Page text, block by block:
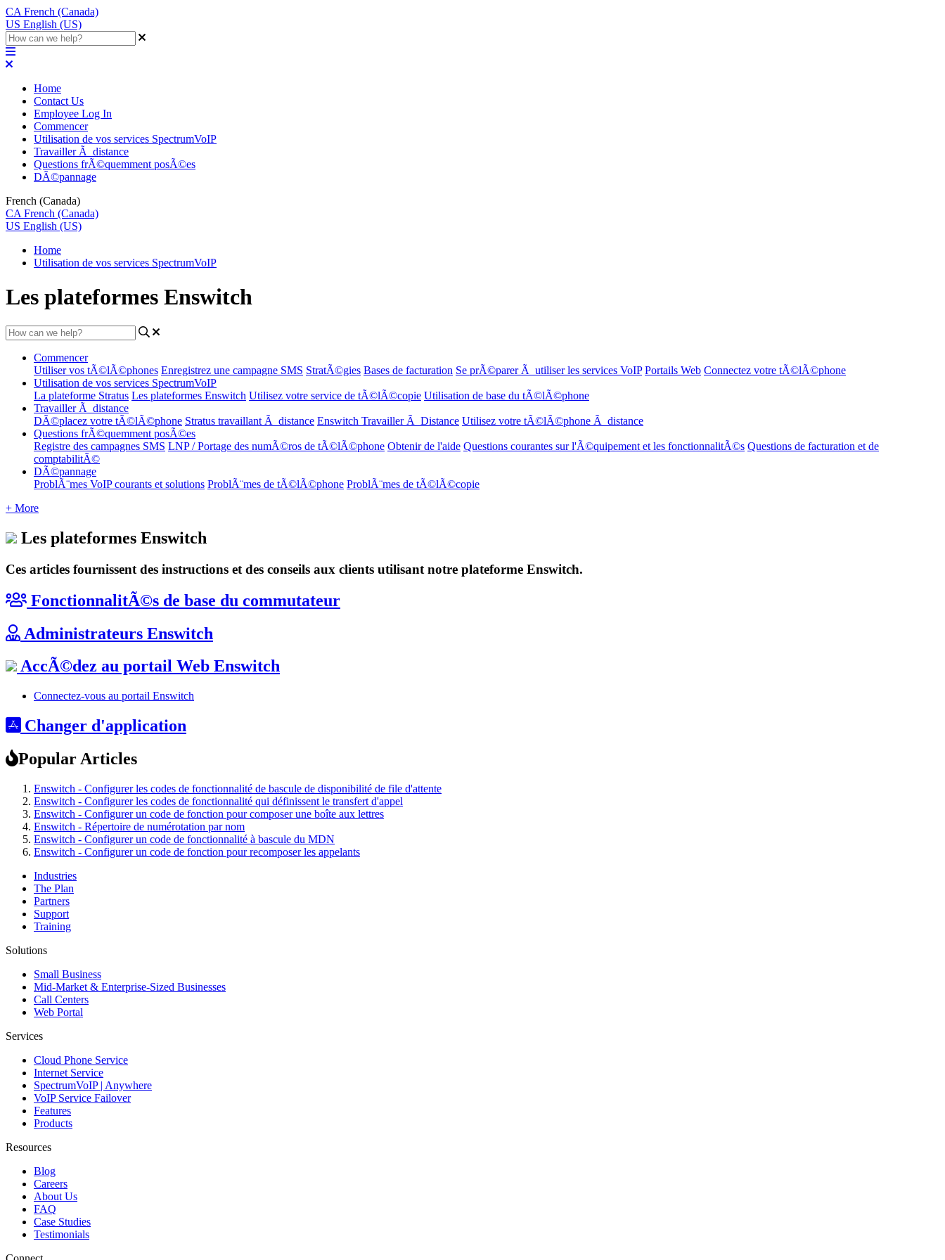
CA French (Canada)
US English (US)
Home
Contact Us
Employee Log In
Commencer
Utilisation de vos services SpectrumVoIP
Travailler Ã distance
Questions frÃ©quemment posÃ©es
DÃ©pannage
French (Canada)
CA French (Canada)
US English (US)
Home
Utilisation de vos services SpectrumVoIP
Les plateformes Enswitch
Commencer
Utiliser vos tÃ©lÃ©phones Enregistrez une campagne SMS StratÃ©gies Bases de facturation Se prÃ©parer Ã utiliser les services VoIP Portails Web Connectez votre tÃ©lÃ©phone
Utilisation de vos services SpectrumVoIP
La plateforme Stratus Les plateformes Enswitch Utilisez votre service de tÃ©lÃ©copie Utilisation de base du tÃ©lÃ©phone
Travailler Ã distance
DÃ©placez votre tÃ©lÃ©phone Stratus travaillant Ã distance Enswitch Travailler Ã Distance Utilisez votre tÃ©lÃ©phone Ã distance
Questions frÃ©quemment posÃ©es
Registre des campagnes SMS LNP / Portage des numÃ©ros de tÃ©lÃ©phone Obtenir de l'aide Questions courantes sur l'Ã©quipement et les fonctionnalitÃ©s Questions de facturation et de
comptabilitÃ©
DÃ©pannage
ProblÃ¨mes VoIP courants et solutions ProblÃ¨mes de tÃ©lÃ©phone ProblÃ¨mes de tÃ©lÃ©copie
+ More
Les plateformes Enswitch
Ces articles fournissent des instructions et des conseils aux clients utilisant notre plateforme Enswitch.
FonctionnalitÃ©s de base du commutateur
Administrateurs Enswitch
AccÃ©dez au portail Web Enswitch
Connectez-vous au portail Enswitch
Changer d'application
Popular Articles
Enswitch - Configurer les codes de fonctionnalité de bascule de disponibilité de file d'attente
Enswitch - Configurer les codes de fonctionnalité qui définissent le transfert d'appel
Enswitch - Configurer un code de fonction pour composer une boîte aux lettres
Enswitch - Répertoire de numérotation par nom
Enswitch - Configurer un code de fonctionnalité à bascule du MDN
Enswitch - Configurer un code de fonction pour recomposer les appelants
Industries
The Plan
Partners
Support
Training
Solutions
Small Business
Mid-Market & Enterprise-Sized Businesses
Call Centers
Web Portal
Services
Cloud Phone Service
Internet Service
SpectrumVoIP | Anywhere
VoIP Service Failover
Features
Products
Resources
Blog
Careers
About Us
FAQ
Case Studies
Testimonials